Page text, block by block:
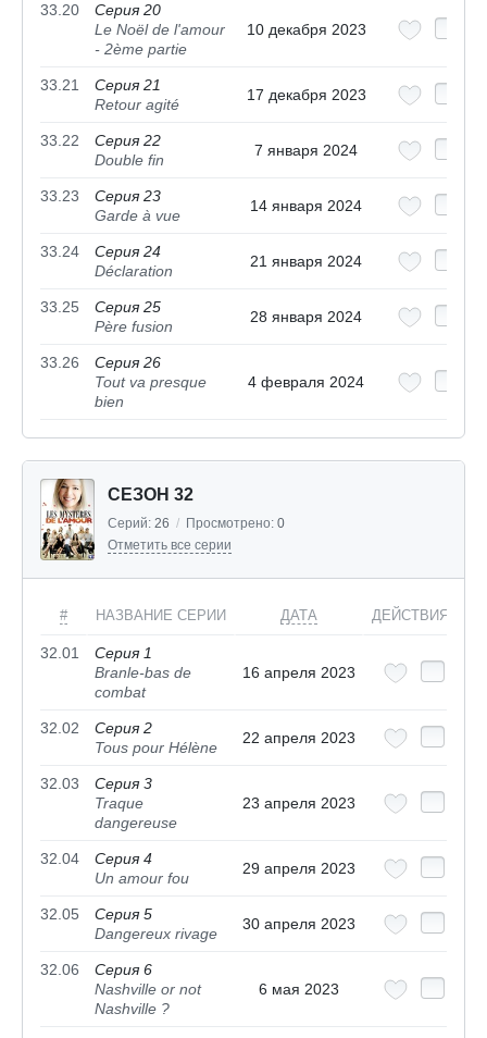
33.20
Серия 20
Le Noël de l'amour
- 2ème partie
10 декабря 2023
33.21
Серия 21
Retour agité
17 декабря 2023
33.22
Серия 22
Double fin
7 января 2024
33.23
Серия 23
Garde à vue
14 января 2024
33.24
Серия 24
Déclaration
21 января 2024
33.25
Серия 25
Père fusion
28 января 2024
33.26
Серия 26
Tout va presque
bien
4 февраля 2024
СЕЗОН 32
Серий: 26 / Просмотрено: 0
Отметить все серии
# НАЗВАНИЕ СЕРИИ ДАТА ДЕЙСТВИЯ
32.01
Серия 1
Branle-bas de
combat
16 апреля 2023
32.02
Серия 2
Tous pour Hélène
22 апреля 2023
32.03
Серия 3
Traque
dangereuse
23 апреля 2023
32.04
Серия 4
Un amour fou
29 апреля 2023
32.05
Серия 5
Dangereux rivage
30 апреля 2023
32.06
Серия 6
Nashville or not
Nashville ?
6 мая 2023